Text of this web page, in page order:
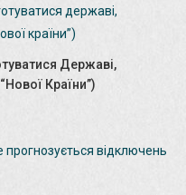
Державі,
Країни”)